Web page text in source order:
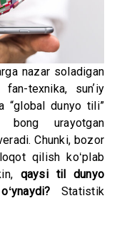
nazar soladigan
texnika, sunʼiy
“global dunyo tili”
urayotgan
Chunki, bozor
qilish koʻplab
qaysi til dunyo
Statistik